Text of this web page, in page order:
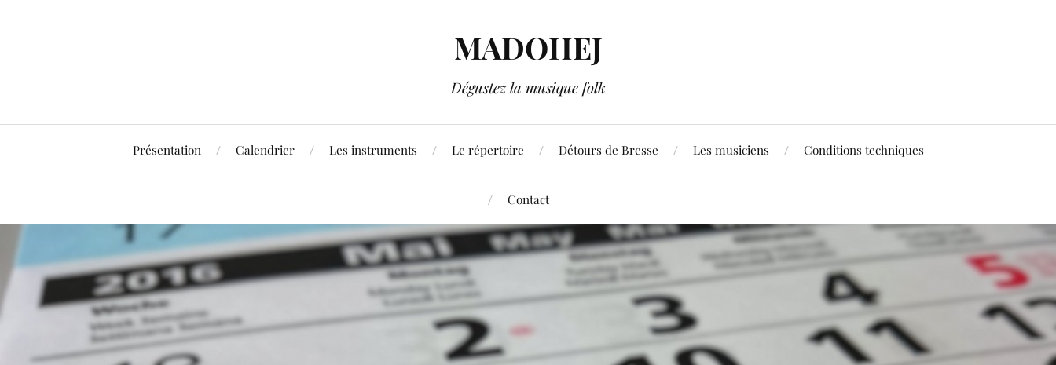
MADOHEJ
Dégustez la musique folk
Présentation Calendrier Les instruments Le répertoire Détours de Bresse Les musiciens Conditions techniques
Contact